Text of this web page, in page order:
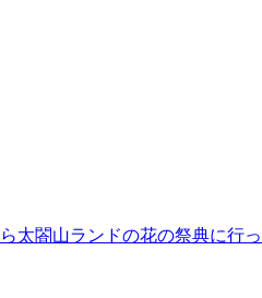
太閤山ランドの花の祭典に行っ